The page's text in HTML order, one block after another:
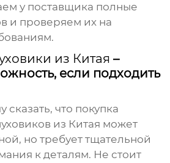
у поставщика полные
и проверяем их на
из Китая –
если подходить
сказать, что покупка
из Китая может
но требует тщательной
к деталям. Не стоит